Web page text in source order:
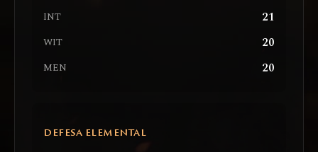
INT 21
WIT 20
MEN 20
DEFESA ELEMENTAL